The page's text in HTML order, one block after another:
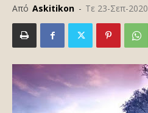
Από Askitikon - Τε 23-Σεπ-2020